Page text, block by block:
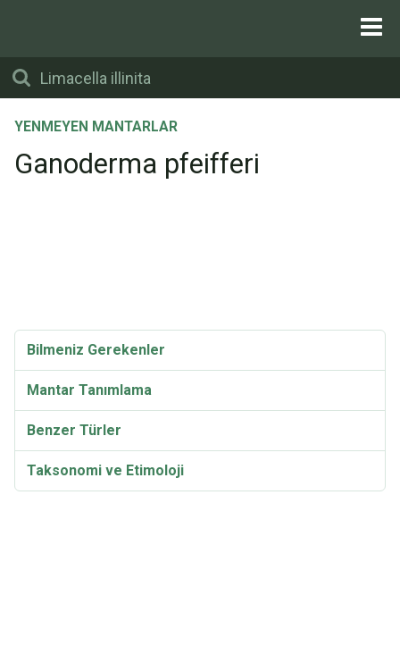
YENMEYEN MANTARLAR
Ganoderma pfeifferi
Bilmeniz Gerekenler
Mantar Tanımlama
Benzer Türler
Taksonomi ve Etimoloji